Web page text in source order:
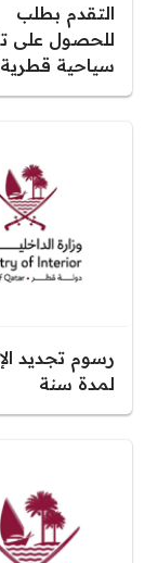
التقدم بطلب
للحصول على
سياحية قطرية
رسوم تجديد
لمدة سنة